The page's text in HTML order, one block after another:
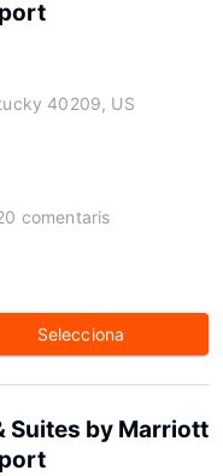
40209, US
comentaris
Selecciona
Suites by Marriott